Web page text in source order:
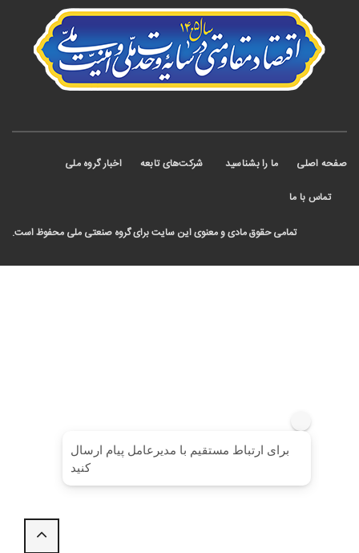
اصلی ما را بشناسید شرکت‌های تابعه اخبار گروه ملی
با ما
تمامی حقوق مادی و معنوی این سایت برای گروه صنعتی ملی محفوظ است.